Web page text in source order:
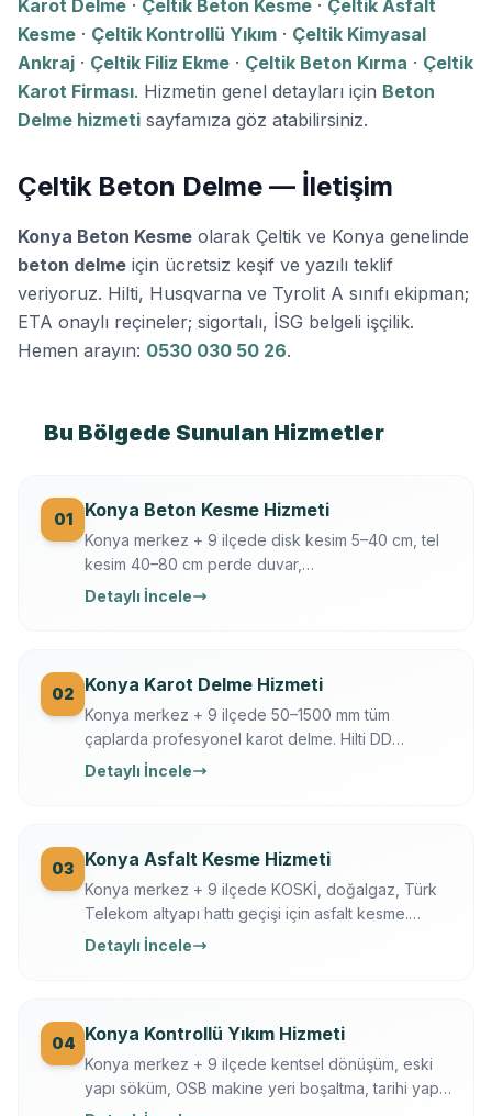
Karot Delme · Çeltik Beton Kesme · Çeltik Asfalt
Kesme · Çeltik Kontrollü Yıkım · Çeltik Kimyasal
Ankraj · Çeltik Filiz Ekme · Çeltik Beton Kırma · Çeltik
Karot Firması. Hizmetin genel detayları için Beton
Delme hizmeti sayfamıza göz atabilirsiniz.
Çeltik Beton Delme — İletişim
Konya Beton Kesme olarak Çeltik ve Konya genelinde
beton delme için ücretsiz keşif ve yazılı teklif
veriyoruz. Hilti, Husqvarna ve Tyrolit A sınıfı ekipman;
ETA onaylı reçineler; sigortalı, İSG belgeli işçilik.
Hemen arayın: 0530 030 50 26.
Bu Bölgede Sunulan Hizmetler
01 Konya Beton Kesme Hizmeti
Konya merkez + 9 ilçede disk kesim 5–40 cm, tel
kesim 40–80 cm perde duvar,
döşeme/temel/zemin kesimi. Hilti + Husqvarna
Detaylı İncele
02 Konya Karot Delme Hizmeti
Konya merkez + 9 ilçede 50–1500 mm tüm
çaplarda profesyonel karot delme. Hilti DD
250/350, Ferroscan donatı tarama, su soğutmalı
Detaylı İncele
03 Konya Asfalt Kesme Hizmeti
Konya merkez + 9 ilçede KOSKİ, doğalgaz, Türk
Telekom altyapı hattı geçişi için asfalt kesme.
Husqvarna FS 7000, gece çalışma, trafik düzeni.
Detaylı İncele
04 Konya Kontrollü Yıkım Hizmeti
Konya merkez + 9 ilçede kentsel dönüşüm, eski
yapı söküm, OSB makine yeri boşaltma, tarihi yapı
kısmi yıkım. İş güvenliği + sigortalı operasyon,